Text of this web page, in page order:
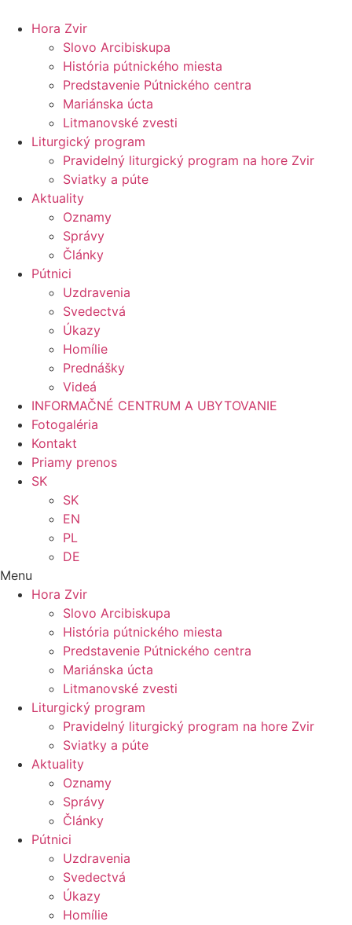
Hora Zvir
Slovo Arcibiskupa
História pútnického miesta
Predstavenie Pútnického centra
Mariánska úcta
Litmanovské zvesti
Liturgický program
Pravidelný liturgický program na hore Zvir
Sviatky a púte
Aktuality
Oznamy
Správy
Články
Pútnici
Uzdravenia
Svedectvá
Úkazy
Homílie
Prednášky
Videá
INFORMAČNÉ CENTRUM A UBYTOVANIE
Fotogaléria
Kontakt
Priamy prenos
SK
SK
EN
PL
DE
Menu
Hora Zvir
Slovo Arcibiskupa
História pútnického miesta
Predstavenie Pútnického centra
Mariánska úcta
Litmanovské zvesti
Liturgický program
Pravidelný liturgický program na hore Zvir
Sviatky a púte
Aktuality
Oznamy
Správy
Články
Pútnici
Uzdravenia
Svedectvá
Úkazy
Homílie